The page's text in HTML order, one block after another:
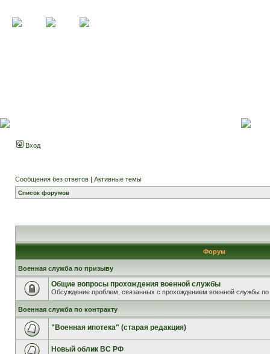
Вход
Сообщения без ответов | Активные темы
Список форумов
Форум
Военная служба по призыву
Общие вопросы прохождения военной службы
Обсуждение проблем, связанных с прохождением военной службы по
Военная служба по контракту
"Военная ипотека" (старая редакция)
Новый облик ВС РФ